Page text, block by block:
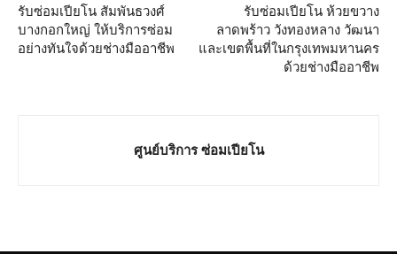
รับซ่อมเปียโน สัมพันธวงศ์
บางกอกใหญ่ ให้บริการซ่อม
อย่างทันใจด้วยช่างมืออาชีพ
รับซ่อมเปียโน ห้วยขวาง
ลาดพร้าว วังทองหลาง วัฒนา
และเขตพื้นที่ในกรุงเทพมหานคร
ด้วยช่างมืออาชีพ
ศูนย์บริการ ซ่อมเปียโน